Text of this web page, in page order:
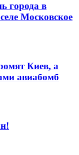
города в
Московское
Киев, а
авиабомб